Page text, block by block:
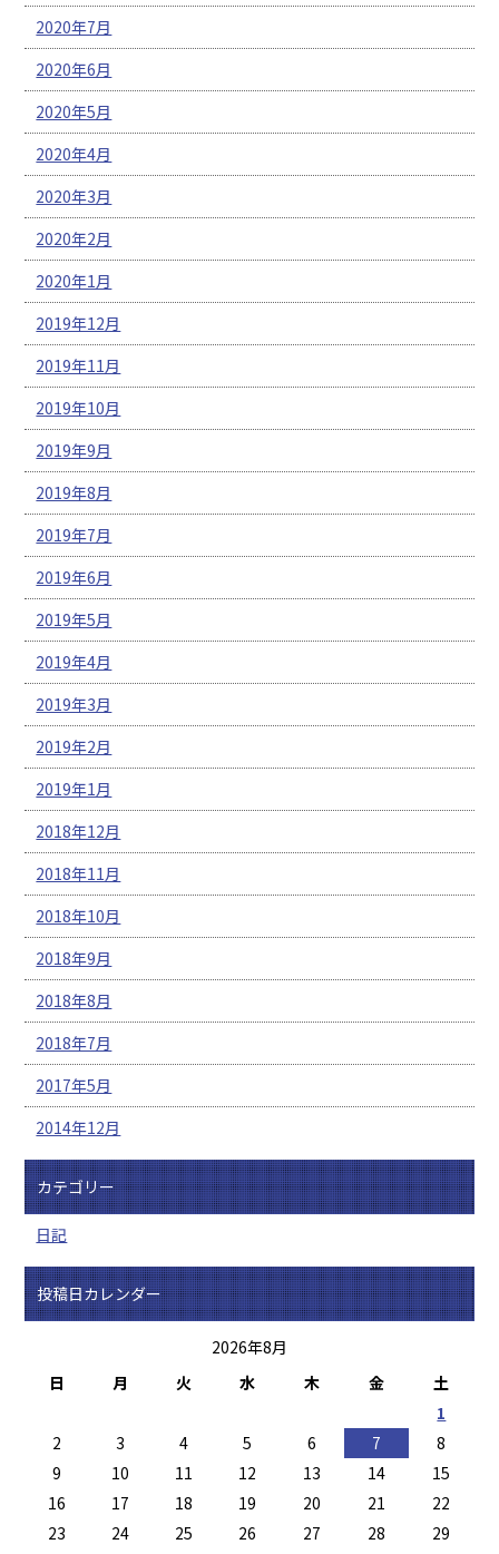
2020年7月
2020年6月
2020年5月
2020年4月
2020年3月
2020年2月
2020年1月
2019年12月
2019年11月
2019年10月
2019年9月
2019年8月
2019年7月
2019年6月
2019年5月
2019年4月
2019年3月
2019年2月
2019年1月
2018年12月
2018年11月
2018年10月
2018年9月
2018年8月
2018年7月
2017年5月
2014年12月
カテゴリー
日記
投稿日カレンダー
2026年8月
日
月 火 水 木 金
土
1
2
3 4 5 6 7
8
9
10 11 12 13 14
15
16
17 18 19 20 21
22
23
24 25 26 27 28
29